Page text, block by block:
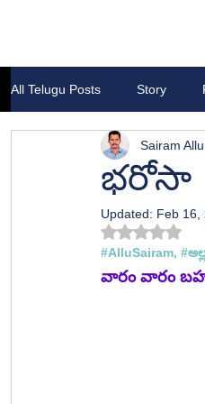
All Telugu Posts Story
భరోసా
Sairam Allu
Updated: Feb 16,
Rated
#AlluSairam,
వారం వారం